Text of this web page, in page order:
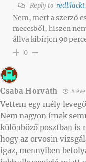
Reply to redblackt
Nem, mert a szerző
meccsből, hiszen
állva kibírjon 90
0
Csaba Horváth 8 éve
Vettem egy mély
Nem nagyon írnak
különböző posztban is
hogy az orvosin
igaz, mennyiben